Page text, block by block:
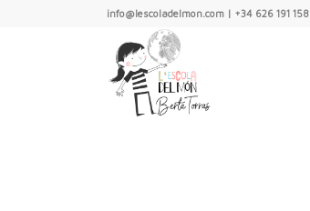
info@lescoladelmon.com | +34 626 191 158